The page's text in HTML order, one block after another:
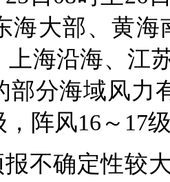
海大部、黄
上海沿海、江
部分海域风力
，阵风16～17
不确定性较